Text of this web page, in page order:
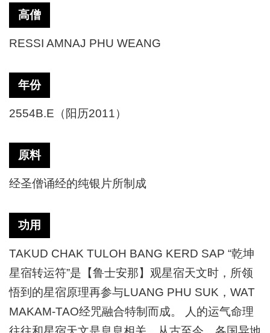
高僧
RESSI AMNAJ PHU WEANG
年份
2554B.E（阳历2011）
原料
经圣僧诵经的纯银片所制成
功用
TAKUD CHAK TULOH BANG KERD SAP “乾坤
星宿转运符”是【鲁士安那】观星宿天文时，所领
悟到的星宿原理再参与LUANG PHU SUK，WAT
MAKAM-TAO经咒融合特制而成。 人的运气命理